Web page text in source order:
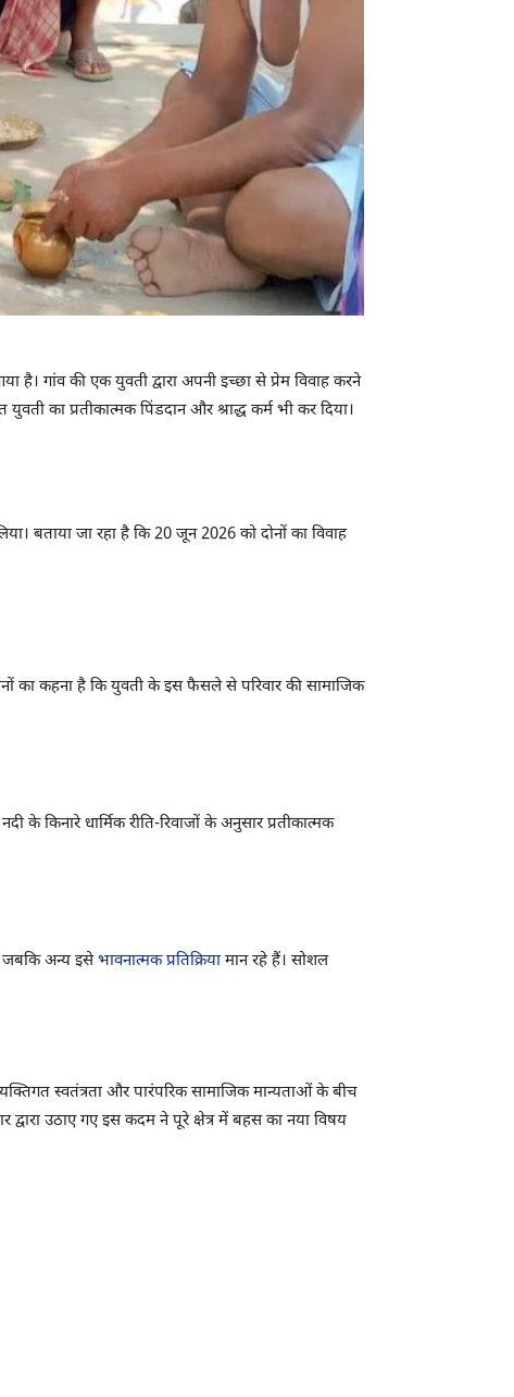
गांव की एक युवती द्वारा अपनी इच्छा से प्रेम विवाह करने
का प्रतीकात्मक पिंडदान और श्राद्ध कर्म भी कर दिया।
बताया जा रहा है कि 20 जून 2026 को दोनों का विवाह
का कहना है कि युवती के इस फैसले से परिवार की सामाजिक
के किनारे धार्मिक रीति-रिवाजों के अनुसार प्रतीकात्मक
जबकि अन्य इसेभावनात्मक प्रतिक्रियामान रहे हैं। सोशल
स्वतंत्रता और पारंपरिक सामाजिक मान्यताओं के बीच
उठाए गए इस कदम ने पूरे क्षेत्र में बहस का नया विषय